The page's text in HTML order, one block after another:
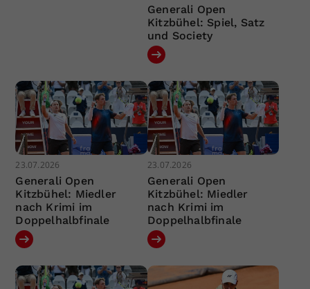
Generali Open
Kitzbühel: Spiel, Satz
und Society
23.07.2026
Generali Open
Kitzbühel: Miedler
nach Krimi im
Doppelhalbfinale
23.07.2026
Generali Open
Kitzbühel: Miedler
nach Krimi im
Doppelhalbfinale